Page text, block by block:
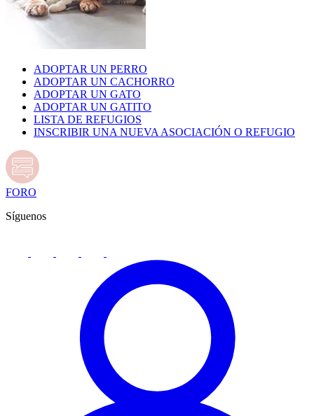
ADOPTAR UN PERRO
ADOPTAR UN CACHORRO
ADOPTAR UN GATO
ADOPTAR UN GATITO
LISTA DE REFUGIOS
INSCRIBIR UNA NUEVA ASOCIACIÓN O REFUGIO
FORO
Síguenos